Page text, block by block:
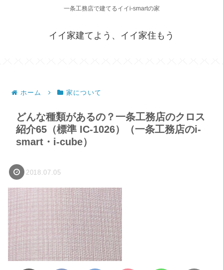
一条工務店で建てるイイi-smartの家
イイ家建てよう、イイ家住もう
ホーム 家について
どんな種類があるの？一条工務店のクロス
紹介65（標準 IC-1026）（一条工務店のi-
smart・i-cube）
2018.07.05